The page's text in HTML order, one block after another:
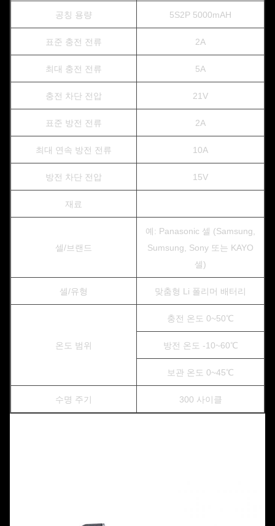
공칭 용량 5S2P 5000mAH
표준 충전 전류 2A
최대 충전 전류 5A
충전 차단 전압 21V
표준 방전 전류 2A
최대 연속 방전 전류 10A
방전 차단 전압 15V
재료
셀/브랜드
예: Panasonic 셀 (Samsung,
Sumsung, Sony 또는 KAYO
셀)
셀/유형 맞춤형 Li 폴리머 배터리
온도 범위
충전 온도 0~50℃
방전 온도 -10~60℃
보관 온도 0~45℃
수명 주기 300 사이클